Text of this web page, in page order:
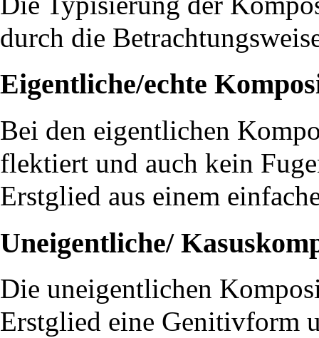
durch die
Eigentliche/echte
Bei den eigentlichen
flektiert und auch kein
Erstglied aus einem
Uneigentliche/
Die uneigentlichen
Erstglied eine Genitivform